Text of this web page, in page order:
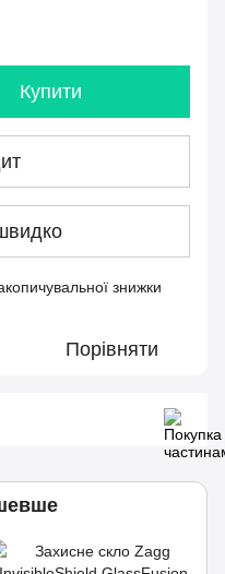
Купити
знижки
Порівняти